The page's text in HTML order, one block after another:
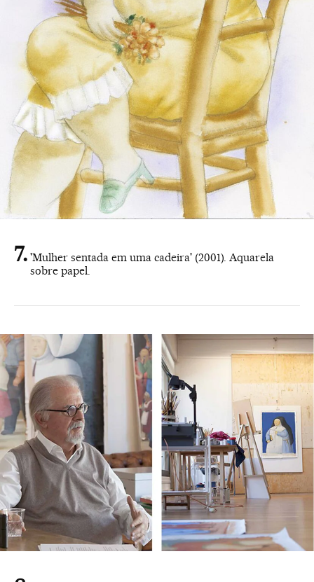
'Mulher sentada em uma cadeira' (2001). Aquarela
sobre papel.